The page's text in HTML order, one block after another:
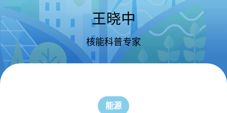
王晓中
核能科普专家
能源